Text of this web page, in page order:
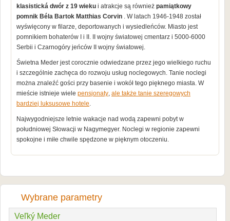
klasistická dwór z 19 wieku i atrakcje są również pamiątkowy
pomnik Béla Bartok Matthias Corvin . W latach 1946-1948 został
wyświęcony w filarze, deportowanych i wysiedleńców. Miasto jest
pomnikiem bohaterów I i II. II wojny światowej cmentarz i 5000-6000
Serbii i Czarnogóry jeńców II wojny światowej.
Świetna Meder jest corocznie odwiedzane przez jego wielkiego ruchu
i szczególnie zachęca do rozwoju usług noclegowych. Tanie noclegi
można znaleźć gości przy basenie i wokół tego pięknego miasta. W
mieście istnieje wiele pensjonaty, ale także tanie szeregowych
bardziej luksusowe hotele.
Najwygodniejsze letnie wakacje nad wodą zapewni pobyt w
południowej Słowacji w Nagymegyer. Noclegi w regionie zapewni
spokojne i miłe chwile spędzone w pięknym otoczeniu.
Wybrane parametry
Veľký Meder